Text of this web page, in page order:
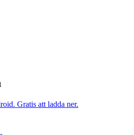
Gratis att ladda ner.